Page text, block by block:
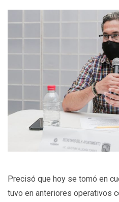
Precisó que hoy se tomó en
tuvo en anteriores operativos